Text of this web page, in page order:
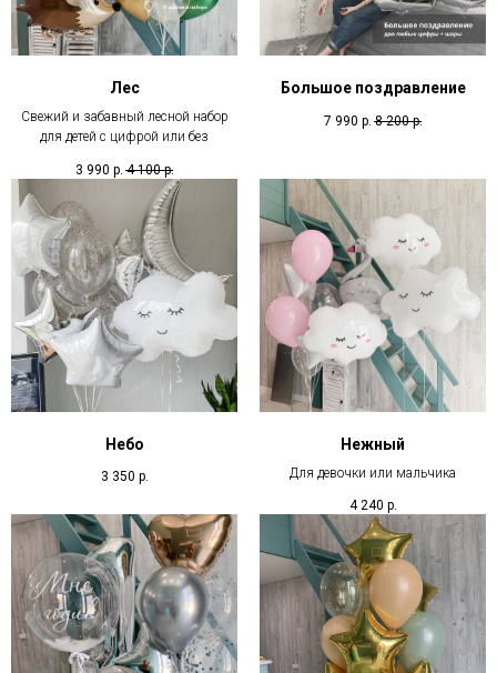
Лес
Свежий и забавный лесной набор
для детей с цифрой или без
3 990 р. 4 100 р.
Большое поздравление
7 990 р. 8 200 р.
Небо
3 350 р.
Нежный
Для девочки или мальчика
4 240 р.